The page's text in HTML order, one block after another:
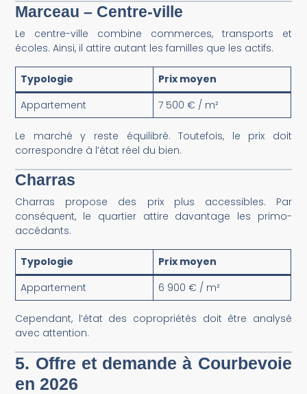
Marceau – Centre-ville
Le centre-ville combine commerces, transports et
écoles. Ainsi, il attire autant les familles que les actifs.
Typologie
Prix moyen
Appartement
7 500 € / m²
Le marché y reste équilibré. Toutefois, le prix doit
correspondre à l’état réel du bien.
Charras
Charras propose des prix plus accessibles. Par
conséquent, le quartier attire davantage les primo-
accédants.
Typologie
Prix moyen
Appartement
6 900 € / m²
Cependant, l’état des copropriétés doit être analysé
avec attention.
5. Offre et demande à Courbevoie
en 2026